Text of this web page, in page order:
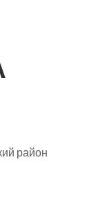
район